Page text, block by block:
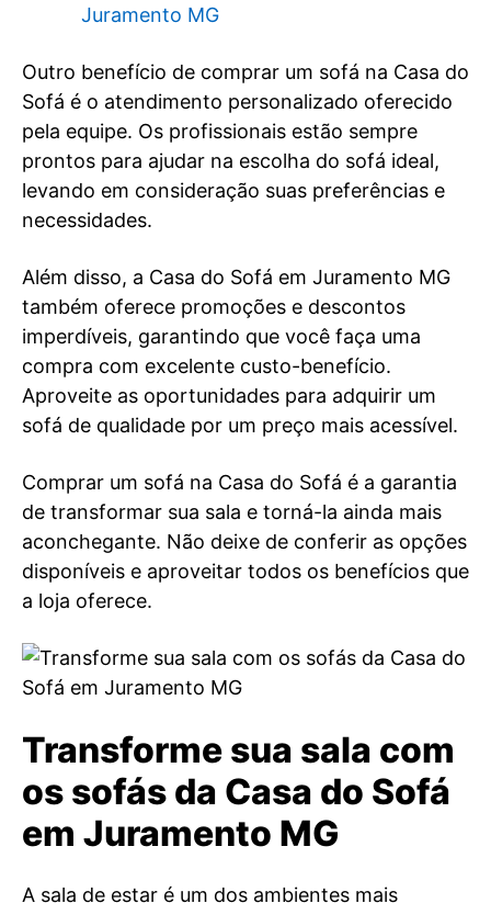
Outro benefício de comprar um sofá na Casa do
Sofá é o atendimento personalizado oferecido
pela equipe. Os profissionais estão sempre
prontos para ajudar na escolha do sofá ideal,
levando em consideração suas preferências e
necessidades.
Além disso, a Casa do Sofá em Juramento MG
também oferece promoções e descontos
imperdíveis, garantindo que você faça uma
compra com excelente custo-benefício.
Aproveite as oportunidades para adquirir um
sofá de qualidade por um preço mais acessível.
Comprar um sofá na Casa do Sofá é a garantia
de transformar sua sala e torná-la ainda mais
aconchegante. Não deixe de conferir as opções
disponíveis e aproveitar todos os benefícios que
a loja oferece.
Transforme sua sala com
os sofás da Casa do Sofá
em Juramento MG
A sala de estar é um dos ambientes mais